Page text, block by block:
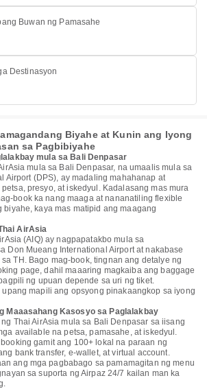
Buwan ng Pamasahe
Destinasyon
Biyahe at Kunin ang Iyong
sa Pagbibiyahe
mula sa Bali Denpasar
mula sa Bali Denpasar, na umaalis mula sa
Airport (DPS), ay madaling mahahanap at
presyo, at iskedyul. Kadalasang mas mura
book ka nang maaga at nananatiling flexible
biyahe, kaya mas matipid ang maagang
AirAsia
(AIQ) ay nagpapatakbo mula sa
Don Mueang International Airport at nakabase
TH. Bago mag-book, tingnan ang detalye ng
page, dahil maaaring magkaiba ang baggage
ng upuan depende sa uri ng tiket.
upang mapili ang opsyong pinakaangkop sa iyong
Maaasahang Kasosyo sa Paglalakbay
Thai AirAsia mula sa Bali Denpasar sa iisang
available na petsa, pamasahe, at iskedyul.
gamit ang 100+ lokal na paraan ng
bank transfer, e-wallet, at virtual account.
ang mga pagbabago sa pamamagitan ng menu
sa suporta ng Airpaz 24/7 kailan man ka